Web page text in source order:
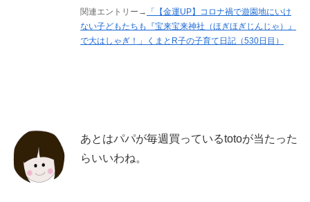
関連エントリー→
「【金運UP】コロナ禍で遊園地にいけ
ない子どもたちも『宝来宝来神社（ほぎほぎじんじゃ）』
で大はしゃぎ！」くまとR子の子育て日記（530日目）
あとはパパが毎週買っているtotoが当たった
らいいわね。